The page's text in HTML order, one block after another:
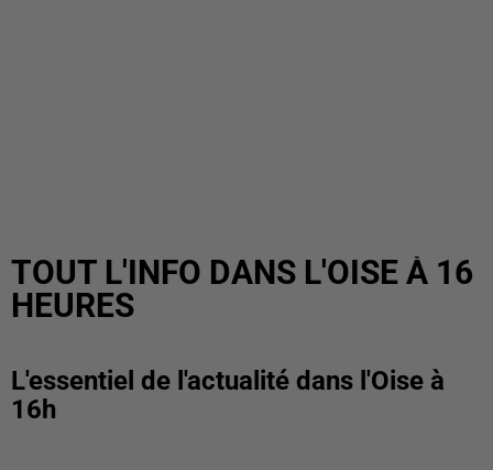
TOUT L'INFO DANS L'OISE À 16
HEURES
L'essentiel de l'actualité dans l'Oise à
16h